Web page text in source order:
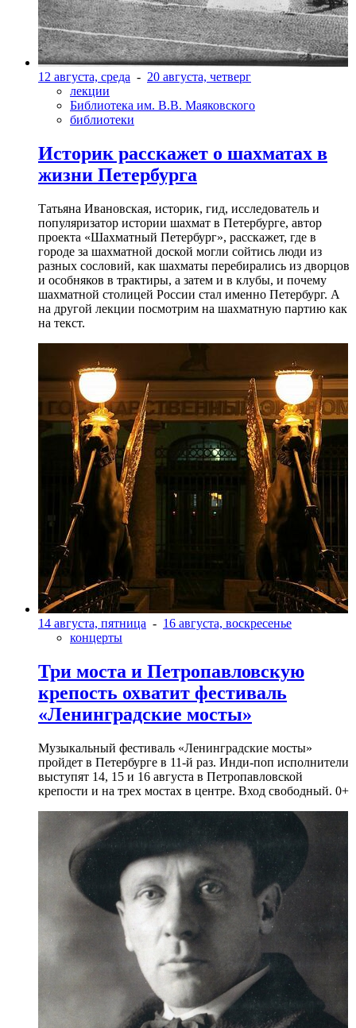
12 августа, среда - 20 августа, четверг
лекции
Библиотека им. В.В. Маяковского
библиотеки
Историк расскажет о шахматах в
жизни Петербурга
Татьяна Ивановская, историк, гид, исследователь и
популяризатор истории шахмат в Петербурге, автор
проекта «Шахматный Петербург», расскажет, где в
городе за шахматной доской могли сойтись люди из
разных сословий, как шахматы перебирались из дворцов
и особняков в трактиры, а затем и в клубы, и почему
шахматной столицей России стал именно Петербург. А
на другой лекции посмотрим на шахматную партию как
на текст.
14 августа, пятница - 16 августа, воскресенье
концерты
Три моста и Петропавловскую
крепость охватит фестиваль
«Ленинградские мосты»
Музыкальный фестиваль «Ленинградские мосты»
пройдет в Петербурге в 11-й раз. Инди-поп исполнители
выступят 14, 15 и 16 августа в Петропавловской
крепости и на трех мостах в центре. Вход свободный. 0+